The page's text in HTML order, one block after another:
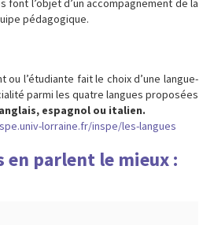
pédagogique.
ou l’étudiante fait le choix d’une langue-
parmi les quatre langues proposées
espagnol ou italien.
lorraine.fr/inspe/les-langues
en parlent le mieux :